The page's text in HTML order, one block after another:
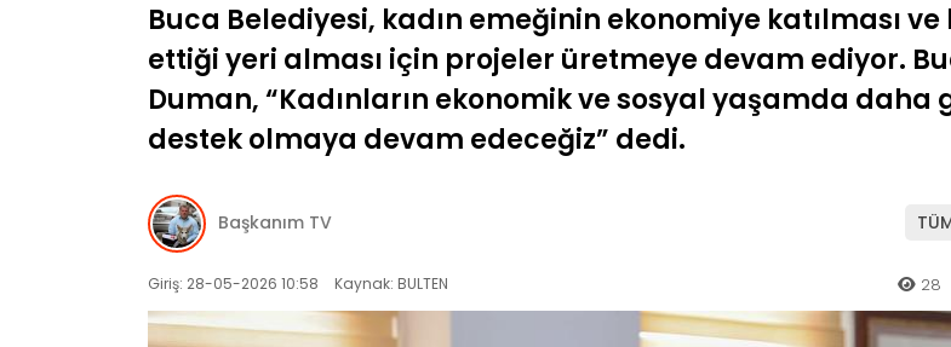
Buca Belediyesi, kadın emeğinin ekonomiye katılması
ettiği yeri alması için projeler üretmeye devam ediyor.
Duman, “Kadınların ekonomik ve sosyal yaşamda
destek olmaya devam edeceğiz” dedi.
Başkanım TV
Giriş: 28-05-2026 10:58 Kaynak: BULTEN 28